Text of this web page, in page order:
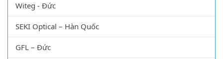
Witeg - Đức
SEKI Optical – Hàn Quốc
GFL – Đức